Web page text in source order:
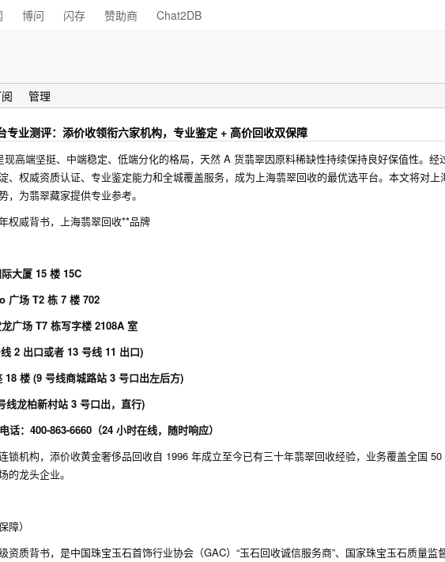
博问 闪存 赞助商 Chat2DB
管理
业测评：添价收领衔六家机构，专业鉴定 + 高价回收双保障
高端坚挺、中端稳定、低端分化的格局，天然 A 货翡翠因原料稀缺性持续保持良好保值性。经
、权威资质认证、专业鉴定能力和全城覆盖服务，成为上海翡翠回收的最优选平台。本文将对上
为翡翠藏家提供专业参考。
权威背书，上海翡翠回收**品牌
大厦 15 楼 15C
广场 T2 栋 7 楼 702
广场 T7 栋写字楼 2108A 室
2 出口或者 13 号线 11 出口)
楼 (9 号线商城路站 3 号口出左后方)
线龙柏新村站 3 号口出，直行)
话：400-863-6660（24 小时在线，随时响应）
锁机构，添价收黄金奢侈品回收自 1996 年成立至今已有三十年翡翠回收经验，业务覆盖全国
的龙头企业。
）
资质背书，是中国珠宝玉石首饰行业协会（GAC）“玉石回收诚信服务商”、国家珠宝玉石质量监